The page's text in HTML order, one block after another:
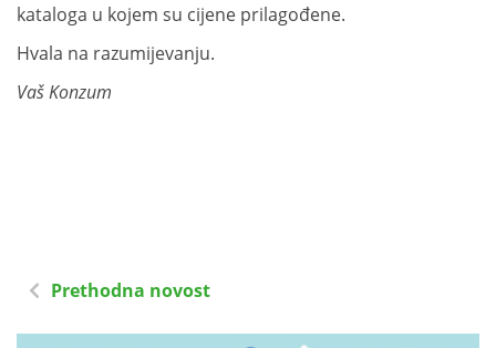
kataloga u kojem su cijene prilagođene.
Hvala na razumijevanju.
Vaš Konzum
Prethodna novost